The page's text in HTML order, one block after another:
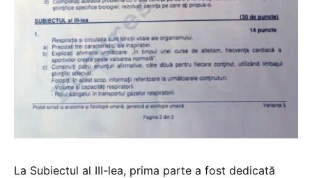
La Subiectul al III-lea, prima parte a fost dedicată